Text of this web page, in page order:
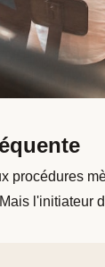
procédures
l'initiateur